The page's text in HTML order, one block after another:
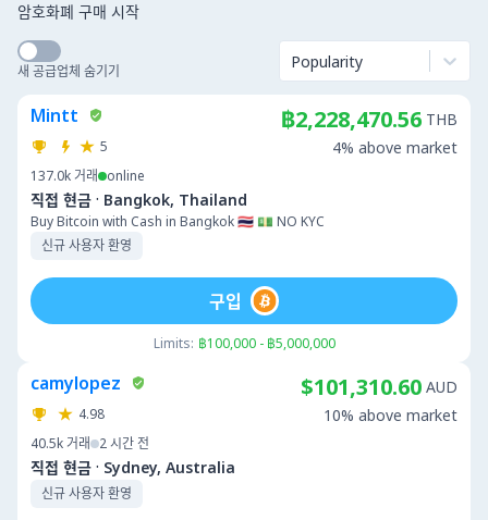
암호화폐 구매 시작
새 공급업체 숨기기 Popularity
Mintt
5
137.0k 거래 online
직접 현금 · Bangkok, Thailand
Buy Bitcoin with Cash in Bangkok 🇹🇭 💵 NO KYC
신규 사용자 환영
฿2,228,470.56 THB
4% above market
Limits: ฿100,000 - ฿5,000,000
구입
camylopez
4.98
40.5k 거래 2 시간 전
직접 현금 · Sydney, Australia
신규 사용자 환영
$101,310.60 AUD
10% above market